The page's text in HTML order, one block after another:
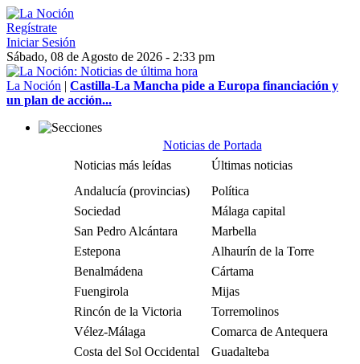
Regístrate
Iniciar Sesión
Sábado, 08 de Agosto de 2026 - 2:33 pm
La Noción | Castilla-La Mancha pide a Europa financiación y
un plan de acción...
Noticias de Portada
Noticias más leídas
Últimas noticias
Andalucía (provincias)
Política
Sociedad
Málaga capital
San Pedro Alcántara
Marbella
Estepona
Alhaurín de la Torre
Benalmádena
Cártama
Fuengirola
Mijas
Rincón de la Victoria
Torremolinos
Vélez-Málaga
Comarca de Antequera
Costa del Sol Occidental
Guadalteba